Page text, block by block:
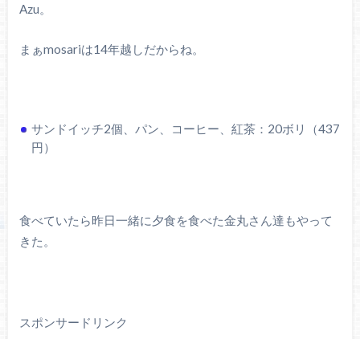
Azu。
まぁmosariは14年越しだからね。
サンドイッチ2個、パン、コーヒー、紅茶：20ボリ（437
円）
食べていたら昨日一緒に夕食を食べた金丸さん達もやって
きた。
スポンサードリンク